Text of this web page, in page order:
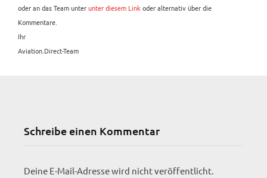
oder an das Team unterunter diesem Link oder alternativ über die
Kommentare.
Ihr
Aviation.Direct-Team
Schreibe einen Kommentar
Deine E-Mail-Adresse wird nicht veröffentlicht.